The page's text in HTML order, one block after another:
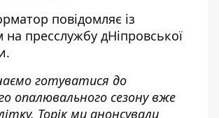
повідомляє із
пресслужбу дНіпровської
готуватися до
опалювального сезону вже
Торік ми анонсували